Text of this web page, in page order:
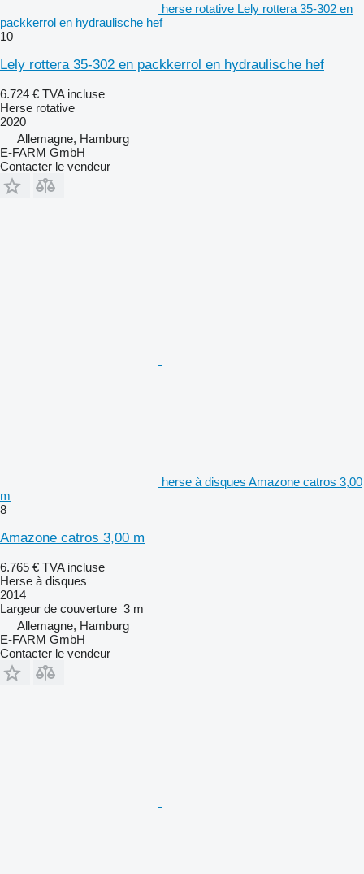
herse rotative Lely rottera 35-302 en
packkerrol en hydraulische hef
10
Lely rottera 35-302 en packkerrol en hydraulische hef
6.724 € TVA incluse
Herse rotative
2020
Allemagne, Hamburg
E-FARM GmbH
Contacter le vendeur
herse à disques Amazone catros 3,00
m
8
Amazone catros 3,00 m
6.765 € TVA incluse
Herse à disques
2014
Largeur de couverture 3 m
Allemagne, Hamburg
E-FARM GmbH
Contacter le vendeur